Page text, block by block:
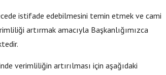
istifade edebilmesini temin etmek ve cami
artırmak amacıyla Başkanlığımızca
verimliliğin artırılması için aşağıdaki